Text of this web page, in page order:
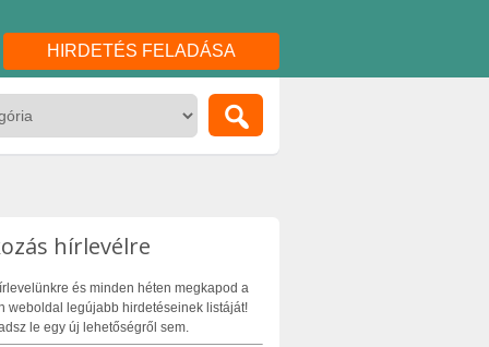
HIRDETÉS FELADÁSA
hírlevélre
és minden héten megkapod a
weboldal legújabb hirdetéseinek listáját!
le egy új lehetőségről sem.